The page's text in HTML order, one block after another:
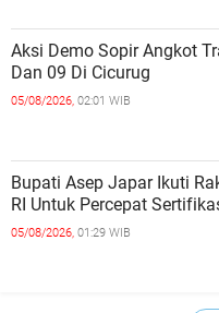
Aksi Demo Sopir Angkot
Dan 09 Di Cicurug
05/08/2026, 02:01 WIB
Bupati Asep Japar Ikuti
RI Untuk Percepat
05/08/2026, 01:29 WIB